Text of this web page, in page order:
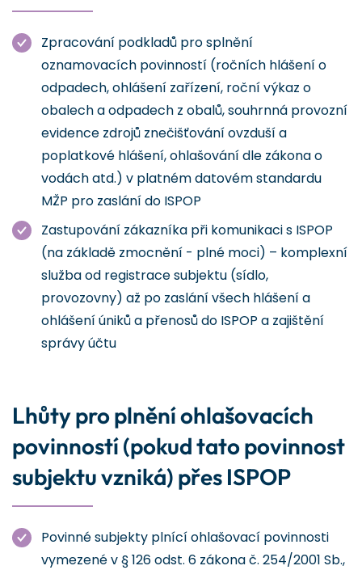
Zpracování podkladů pro splnění
oznamovacích povinností (ročních hlášení o
odpadech, ohlášení zařízení, roční výkaz o
obalech a odpadech z obalů, souhrnná provozní
evidence zdrojů znečišťování ovzduší a
poplatkové hlášení, ohlašování dle zákona o
vodách atd.) v platném datovém standardu
MŽP pro zaslání do ISPOP
Zastupování zákazníka při komunikaci s ISPOP
(na základě zmocnění - plné moci) – komplexní
služba od registrace subjektu (sídlo,
provozovny) až po zaslání všech hlášení a
ohlášení úniků a přenosů do ISPOP a zajištění
správy účtu
Lhůty pro plnění ohlašovacích
povinností (pokud tato povinnost
subjektu vzniká) přes ISPOP
Povinné subjekty plnící ohlašovací povinnosti
vymezené v § 126 odst. 6 zákona č. 254/2001 Sb.,